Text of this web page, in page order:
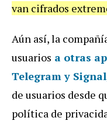
van cifrados
Aún así, la
usuarios a otras
Telegram y
de usuarios desde
política de